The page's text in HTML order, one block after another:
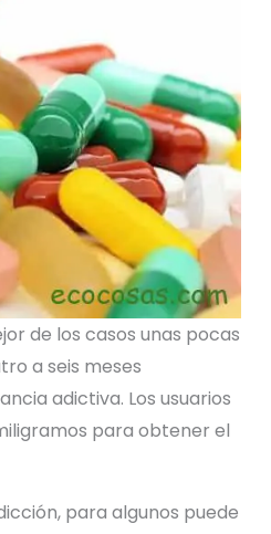
de los casos unas pocas
a seis meses
adictiva. Los usuarios
para obtener el
para algunos puede